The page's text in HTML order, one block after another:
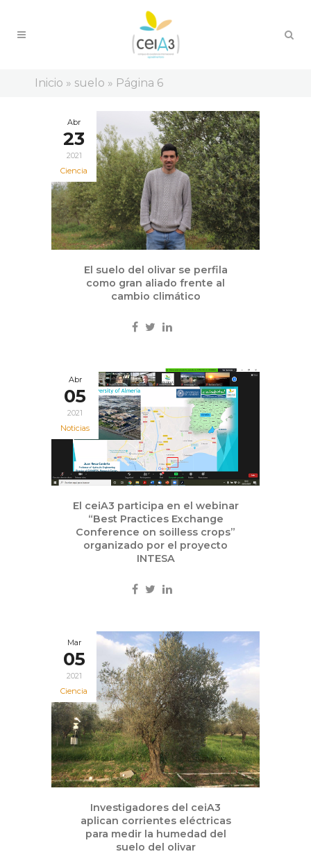
Inicio » suelo » Página 6
Abr
23
2021
Ciencia
El suelo del olivar se perfila
como gran aliado frente al
cambio climático
Abr
05
2021
Noticias
El ceiA3 participa en el webinar
“Best Practices Exchange
Conference on soilless crops”
organizado por el proyecto
INTESA
Mar
05
2021
Ciencia
Investigadores del ceiA3
aplican corrientes eléctricas
para medir la humedad del
suelo del olivar